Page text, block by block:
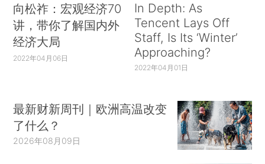
向松祚：宏观经济70
讲，带你了解国内外
经济大局
2022年04月06日
In Depth: As
Tencent Lays Off
Staff, Is Its ‘Winter’
Approaching?
2022年04月01日
最新财新周刊｜欧洲高温改变
了什么？
2026年08月09日